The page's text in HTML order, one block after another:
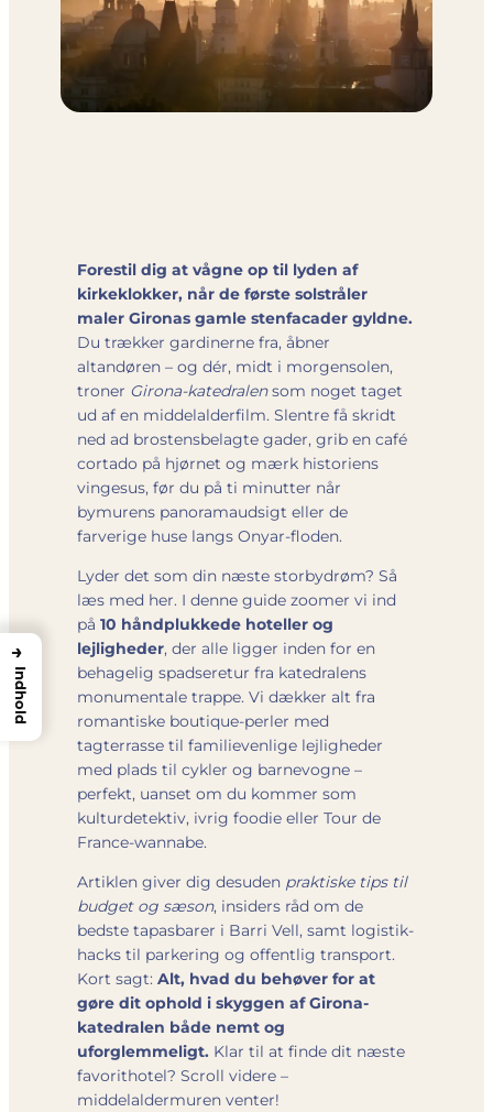
Forestil dig at vågne op til lyden af
kirkeklokker, når de første solstråler
maler Gironas gamle stenfacader gyldne.
Du trækker gardinerne fra, åbner
altandøren – og dér, midt i morgensolen,
troner Girona-katedralensom noget taget
ud af en middelalderfilm. Slentre få skridt
ned ad brostensbelagte gader, grib en café
cortado på hjørnet og mærk historiens
vingesus, før du på ti minutter når
bymurens panoramaudsigt eller de
farverige huse langs Onyar-floden.
Lyder det som din næste storbydrøm? Så
læs med her. I denne guide zoomer vi ind
på 10 håndplukkede hoteller og
lejligheder, der alle ligger inden for en
behagelig spadseretur fra katedralens
monumentale trappe. Vi dækker alt fra
romantiske boutique-perler med
tagterrasse til familievenlige lejligheder
med plads til cykler og barnevogne –
perfekt, uanset om du kommer som
kulturdetektiv, ivrig foodie eller Tour de
France-wannabe.
Artiklen giver dig desuden praktiske tips til
budget og sæson, insiders råd om de
bedste tapasbarer i Barri Vell, samt logistik-
hacks til parkering og offentlig transport.
Kort sagt: Alt, hvad du behøver for at
gøre dit ophold i skyggen af Girona-
katedralen både nemt og
uforglemmeligt. Klar til at finde dit næste
favorithotel? Scroll videre –
middelaldermuren venter!
→
Indhold